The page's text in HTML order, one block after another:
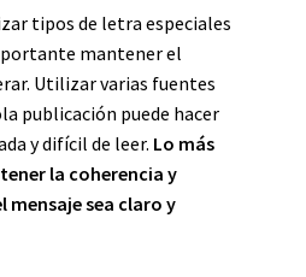
tipos de letra especiales
mantener el
Utilizar varias fuentes
publicación puede hacer
y difícil de leer. Lo más
la coherencia y
mensaje sea claro y